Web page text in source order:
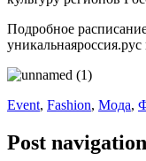
Подробное
Event, Fashion, Мода,
Post navigation